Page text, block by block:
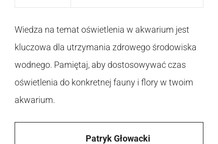
Wiedza na temat oświetlenia w akwarium jest
kluczowa dla utrzymania zdrowego środowiska
wodnego. Pamiętaj, aby dostosowywać czas
oświetlenia do konkretnej fauny i flory w twoim
akwarium.
Patryk Głowacki